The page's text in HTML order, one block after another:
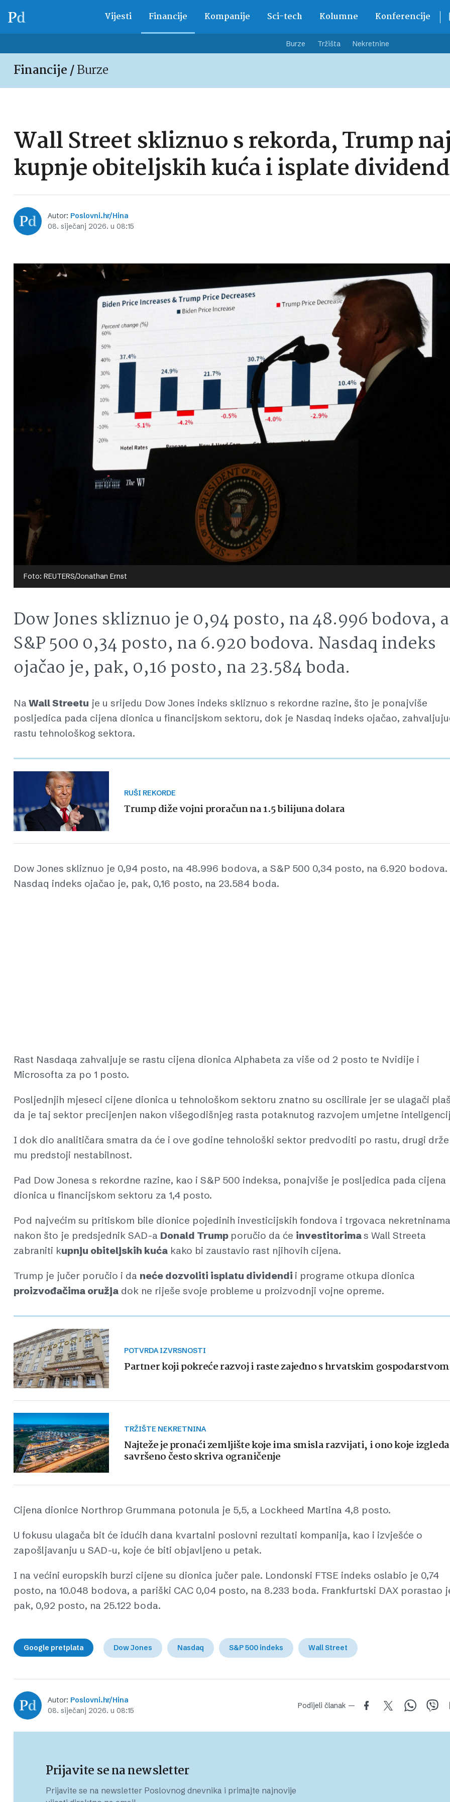
Vijesti Financije Kompanije Sci-tech Kolumne Konferencije
Burze Tržišta Nekretnine
Financije /Burze
Wall Street skliznuo s rekorda, Trump
kupnje obiteljskih kuća i isplate
Autor: Poslovni.hr/Hina
08. siječanj 2026. u 08:15
Foto: REUTERS/Jonathan Ernst
Dow Jones skliznuo je 0,94 posto, na 48.996 bodova, a
S&P 500 0,34 posto, na 6.920 bodova. Nasdaq indeks
ojačao je, pak, 0,16 posto, na 23.584 boda.
Na Wall Streetu je u srijedu Dow Jones indeks skliznuo s rekordne razine, što je ponajviše
posljedica pada cijena dionica u financijskom sektoru, dok je Nasdaq indeks ojačao,
rastu tehnološkog sektora.
RUŠI REKORDE
Trump diže vojni proračun na 1.5 bilijuna dolara
Dow Jones skliznuo je 0,94 posto, na 48.996 bodova, a S&P 500 0,34 posto, na 6.920 bodova.
Nasdaq indeks ojačao je, pak, 0,16 posto, na 23.584 boda.
Rast Nasdaqa zahvaljuje se rastu cijena dionica Alphabeta za više od 2 posto te Nvidije i
Microsofta za po 1 posto.
Posljednjih mjeseci cijene dionica u tehnološkom sektoru znatno su oscilirale jer se ulagači
da je taj sektor precijenjen nakon višegodišnjeg rasta potaknutog razvojem umjetne
I dok dio analitičara smatra da će i ove godine tehnološki sektor predvoditi po rastu, drugi
mu predstoji nestabilnost.
Pad Dow Jonesa s rekordne razine, kao i S&P 500 indeksa, ponajviše je posljedica pada cijena
dionica u financijskom sektoru za 1,4 posto.
Pod najvećim su pritiskom bile dionice pojedinih investicijskih fondova i trgovaca
nakon što je predsjednik SAD-a Donald Trump poručio da će investitorimas Wall Streeta
zabraniti kupnju obiteljskih kuća kako bi zaustavio rast njihovih cijena.
Trump je jučer poručio i da neće dozvoliti isplatu dividendi i programe otkupa dionica
proizvođačima oružja dok ne riješe svoje probleme u proizvodnji vojne opreme.
POTVRDA IZVRSNOSTI
Partner koji pokreće razvoj i raste zajedno s hrvatskim gospodarstvom
TRŽIŠTE NEKRETNINA
Najteže je pronaći zemljište koje ima smisla razvijati, i ono koje izgleda
savršeno često skriva ograničenje
Cijena dionice Northrop Grummana potonula je 5,5, a Lockheed Martina 4,8 posto.
U fokusu ulagača bit će idućih dana kvartalni poslovni rezultati kompanija, kao i izvješće o
zapošljavanju u SAD-u, koje će biti objavljeno u petak.
I na većini europskih burzi cijene su dionica jučer pale. Londonski FTSE indeks oslabio je 0,74
posto, na 10.048 bodova, a pariški CAC 0,04 posto, na 8.233 boda. Frankfurtski DAX porastao
pak, 0,92 posto, na 25.122 boda.
Google pretplata Dow Jones Nasdaq S&P 500 indeks Wall Street
Autor: Poslovni.hr/Hina
08. siječanj 2026. u 08:15
Podijeli članak —
Prijavite se na newsletter
Prijavite se na newsletter Poslovnog dnevnika i primajte najnovije